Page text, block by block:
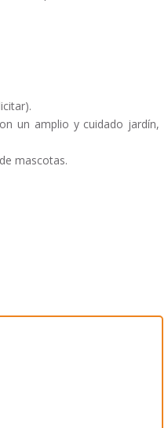
un amplio y cuidado jardín,
mascotas.